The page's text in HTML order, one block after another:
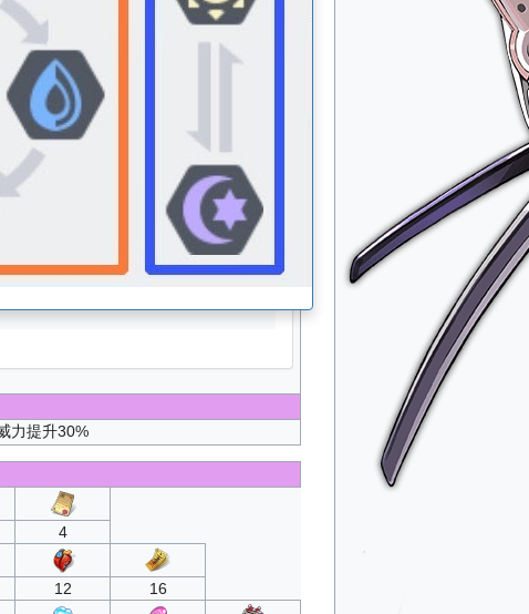
B+
A
配能力值
能力值
312
108
552
90
力提升30%
4
12 16